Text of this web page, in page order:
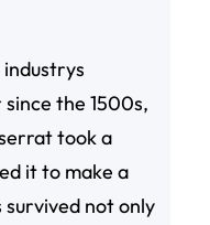
industrys
the 1500s,
took a
it to make a
survived not only